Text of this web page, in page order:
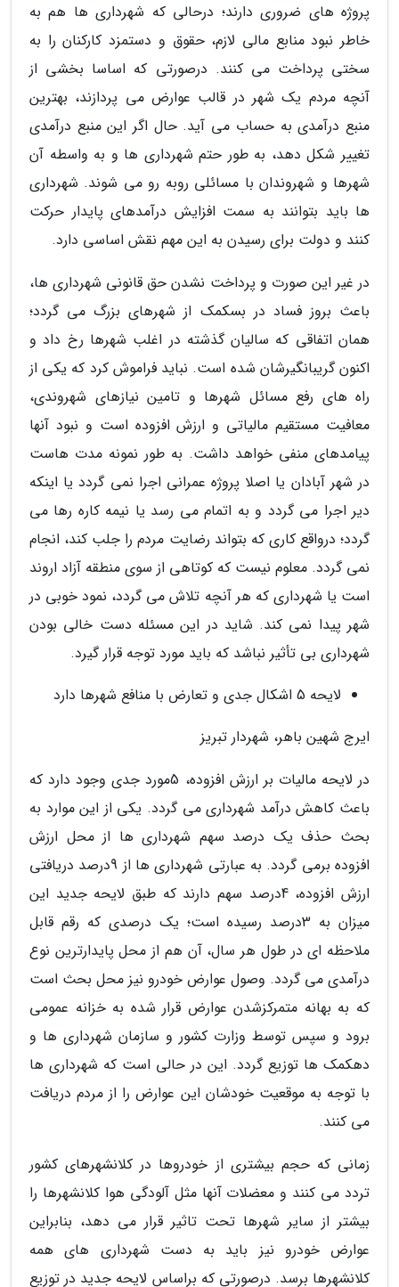
پروژه های ضروری دارند؛ درحالی که شهرداری ها هم به
خاطر نبود منابع مالی لازم، حقوق و دستمزد کارکنان را به
سختی پرداخت می کنند. درصورتی که اساسا بخشی از
آنچه مردم یک شهر در قالب عوارض می پردازند، بهترین
منبع درآمدی به حساب می آید. حال اگر این منبع درآمدی
تغییر شکل دهد، به طور حتم شهرداری ها و به واسطه آن
شهرها و شهروندان با مسائلی روبه رو می شوند. شهرداری
ها باید بتوانند به سمت افزایش درآمدهای پایدار حرکت
کنند و دولت برای رسیدن به این مهم نقش اساسی دارد.
در غیر این صورت و پرداخت نشدن حق قانونی شهرداری ها،
باعث بروز فساد در بسکمک از شهرهای بزرگ می گردد؛
همان اتفاقی که سالیان گذشته در اغلب شهرها رخ داد و
اکنون گریبانگیرشان شده است. نباید فراموش کرد که یکی از
راه های رفع مسائل شهرها و تامین نیازهای شهروندی،
معافیت مستقیم مالیاتی و ارزش افزوده است و نبود آنها
پیامدهای منفی خواهد داشت. به طور نمونه مدت هاست
در شهر آبادان یا اصلا پروژه عمرانی اجرا نمی گردد یا اینکه
دیر اجرا می گردد و به اتمام می رسد یا نیمه کاره رها می
گردد؛ درواقع کاری که بتواند رضایت مردم را جلب کند، انجام
نمی گردد. معلوم نیست که کوتاهی از سوی منطقه آزاد اروند
است یا شهرداری که هر آنچه تلاش می گردد، نمود خوبی در
شهر پیدا نمی کند. شاید در این مسئله دست خالی بودن
شهرداری بی تأثیر نباشد که باید مورد توجه قرار گیرد.
لایحه 5 اشکال جدی و تعارض با منافع شهرها دارد
ایرج شهین باهر، شهردار تبریز
در لایحه مالیات بر ارزش افزوده، 5مورد جدی وجود دارد که
باعث کاهش درآمد شهرداری می گردد. یکی از این موارد به
بحث حذف یک درصد سهم شهرداری ها از محل ارزش
افزوده برمی گردد. به عبارتی شهرداری ها از 9درصد دریافتی
ارزش افزوده، 4درصد سهم دارند که طبق لایحه جدید این
میزان به 3درصد رسیده است؛ یک درصدی که رقم قابل
ملاحظه ای در طول هر سال، آن هم از محل پایدارترین نوع
درآمدی می گردد. وصول عوارض خودرو نیز محل بحث است
که به بهانه متمرکزشدن عوارض قرار شده به خزانه عمومی
برود و سپس توسط وزارت کشور و سازمان شهرداری ها و
دهکمک ها توزیع گردد. این در حالی است که شهرداری ها
با توجه به موقعیت خودشان این عوارض را از مردم دریافت
می کنند.
زمانی که حجم بیشتری از خودروها در کلانشهرهای کشور
تردد می کنند و معضلات آنها مثل آلودگی هوا کلانشهرها را
بیشتر از سایر شهرها تحت تاثیر قرار می دهد، بنابراین
عوارض خودرو نیز باید به دست شهرداری های همه
کلانشهرها برسد. درصورتی که براساس لایحه جدید در توزیع